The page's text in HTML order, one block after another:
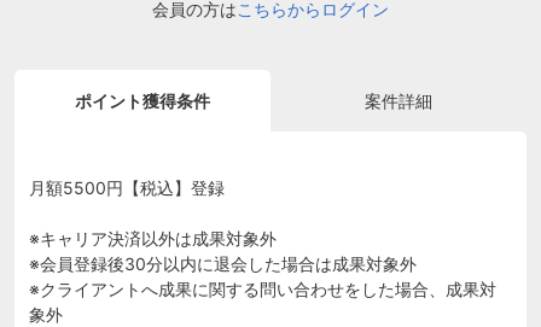
会員の方はこちらからログイン
ポイント獲得条件 案件詳細
月額5500円【税込】登録
※キャリア決済以外は成果対象外
※会員登録後30分以内に退会した場合は成果対象外
※クライアントへ成果に関する問い合わせをした場合、成果対
象外